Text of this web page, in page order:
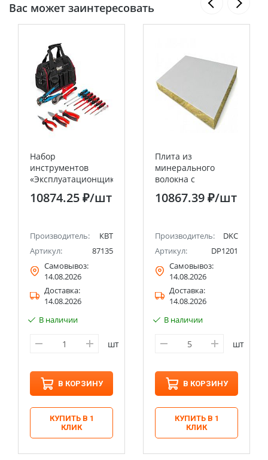
Вас может заинтересовать
Набор
инструментов
«Эксплуатационщик»
НИЭ-07 в сумке 13
предметов
10874.25 ₽/шт
Производитель:
КВТ
Артикул:
87135
Самовывоз:
14.08.2026
Доставка:
14.08.2026
В наличии
шт
В КОРЗИНУ
КУПИТЬ В 1
КЛИК
Плита из
минерального
волокна с
покрытием,
10867.39 ₽/шт
Производитель:
DKC
Артикул:
DP1201
Самовывоз:
14.08.2026
Доставка:
14.08.2026
В наличии
шт
В КОРЗИНУ
КУПИТЬ В 1
КЛИК